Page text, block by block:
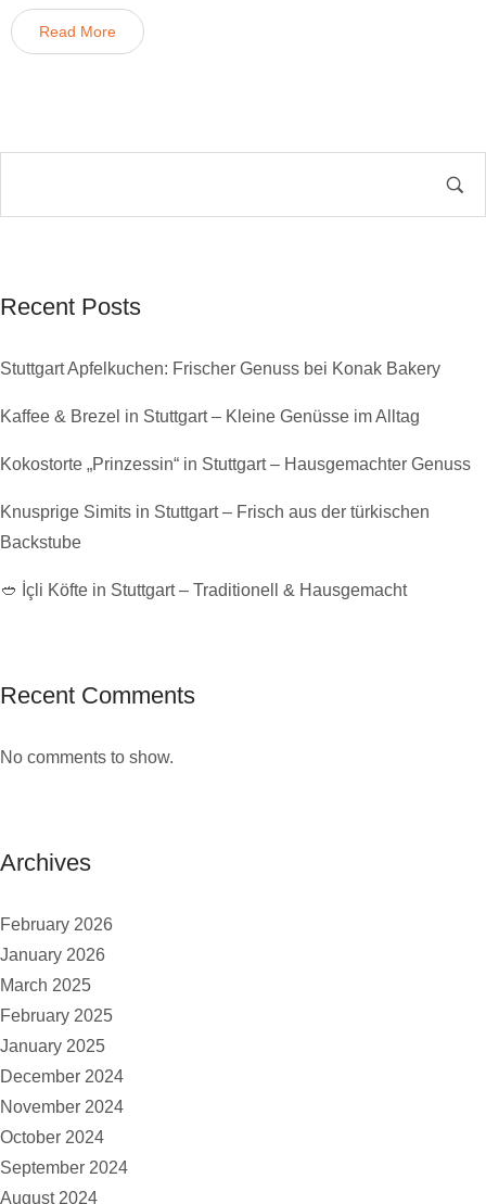
Read More
Recent Posts
Stuttgart Apfelkuchen: Frischer Genuss bei Konak Bakery
Kaffee & Brezel in Stuttgart – Kleine Genüsse im Alltag
Kokostorte „Prinzessin“ in Stuttgart – Hausgemachter Genuss
Knusprige Simits in Stuttgart – Frisch aus der türkischen
Backstube
🥙 İçli Köfte in Stuttgart – Traditionell & Hausgemacht
Recent Comments
No comments to show.
Archives
February 2026
January 2026
March 2025
February 2025
January 2025
December 2024
November 2024
October 2024
September 2024
August 2024